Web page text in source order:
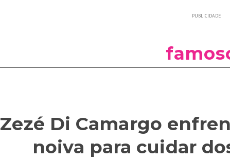
PUBLICIDADE
Zezé Di Camargo
noiva para cuidar